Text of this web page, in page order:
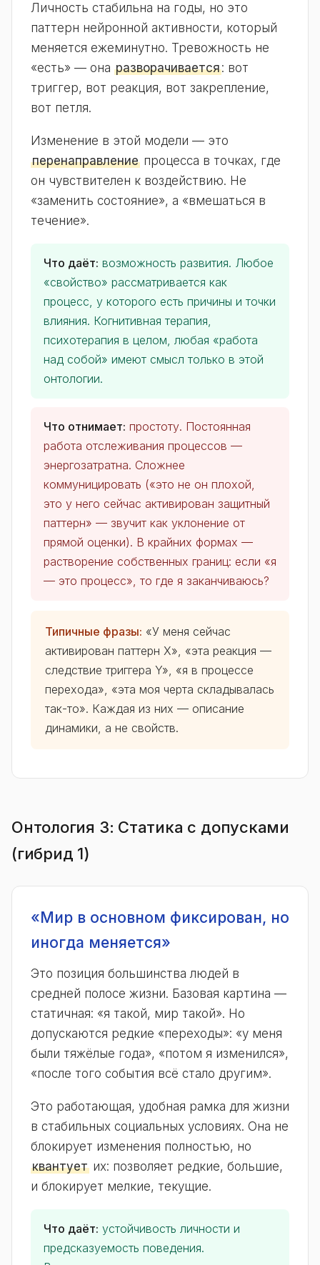
Личность стабильна на годы, но это
паттерн нейронной активности, который
меняется ежеминутно. Тревожность не
«есть» — она разворачивается: вот
триггер, вот реакция, вот закрепление,
вот петля.
Изменение в этой модели — это
перенаправление процесса в точках, где
он чувствителен к воздействию. Не
«заменить состояние», а «вмешаться в
течение».
Что даёт: возможность развития. Любое
«свойство» рассматривается как
процесс, у которого есть причины и точки
влияния. Когнитивная терапия,
психотерапия в целом, любая «работа
над собой» имеют смысл только в этой
онтологии.
Что отнимает: простоту. Постоянная
работа отслеживания процессов —
энергозатратна. Сложнее
коммуницировать («это не он плохой,
это у него сейчас активирован защитный
паттерн» — звучит как уклонение от
прямой оценки). В крайних формах —
растворение собственных границ: если «я
— это процесс», то где я заканчиваюсь?
Типичные фразы: «У меня сейчас
активирован паттерн X», «эта реакция —
следствие триггера Y», «я в процессе
перехода», «эта моя черта складывалась
так-то». Каждая из них — описание
динамики, а не свойств.
Онтология 3: Статика с допусками
(гибрид 1)
«Мир в основном фиксирован, но
иногда меняется»
Это позиция большинства людей в
средней полосе жизни. Базовая картина —
статичная: «я такой, мир такой». Но
допускаются редкие «переходы»: «у меня
были тяжёлые года», «потом я изменился»,
«после того события всё стало другим».
Это работающая, удобная рамка для жизни
в стабильных социальных условиях. Она не
блокирует изменения полностью, но
квантует их: позволяет редкие, большие,
и блокирует мелкие, текущие.
Что даёт: устойчивость личности и
предсказуемость поведения.